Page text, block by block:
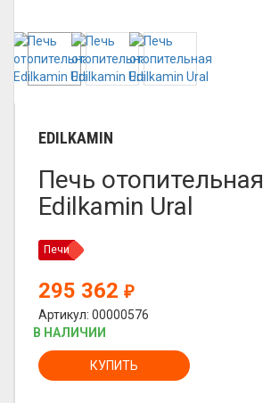
EDILKAMIN
Печь отопительная
Edilkamin Ural
Печи
295 362 ₽
Артикул: 00000576
В НАЛИЧИИ
КУПИТЬ